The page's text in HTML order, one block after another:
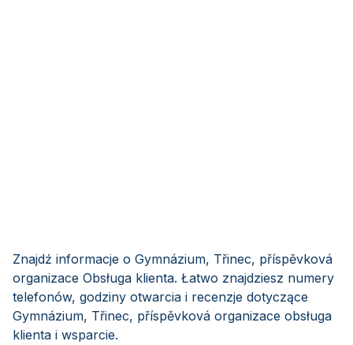
Znajdź informacje o Gymnázium, Třinec, příspěvková
organizace Obsługa klienta. Łatwo znajdziesz numery
telefonów, godziny otwarcia i recenzje dotyczące
Gymnázium, Třinec, příspěvková organizace obsługa
klienta i wsparcie.